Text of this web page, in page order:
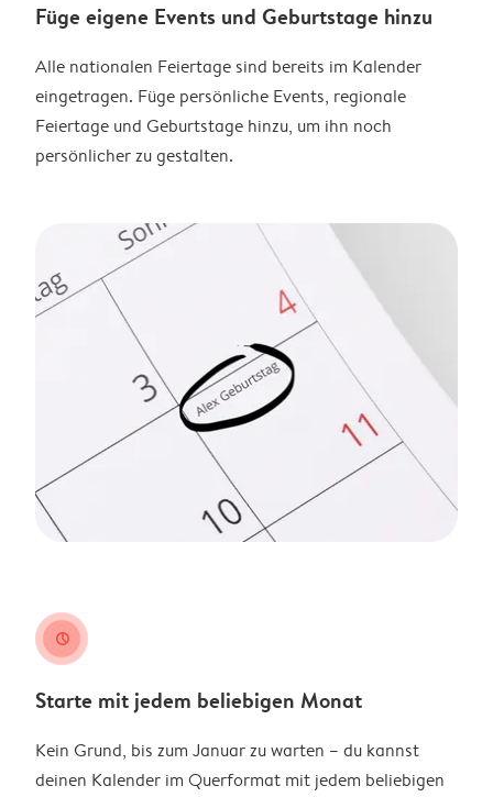
Füge eigene Events und Geburtstage hinzu
Alle nationalen Feiertage sind bereits im Kalender
eingetragen. Füge persönliche Events, regionale
Feiertage und Geburtstage hinzu, um ihn noch
persönlicher zu gestalten.
clock
Starte mit jedem beliebigen Monat
Kein Grund, bis zum Januar zu warten – du kannst
deinen Kalender im Querformat mit jedem beliebigen